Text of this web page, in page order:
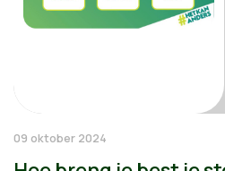
09 oktober 2024